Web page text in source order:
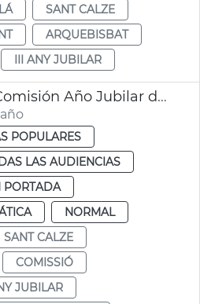
SANT CALZE
ARQUEBISBAT
III ANY JUBILAR
Primera sesión Comisión Año Jubilar del Santo Cáliz
POPULARES
LAS AUDIENCIAS
PORTADA
NORMAL
SANT CALZE
COMISSIÓ
JUBILAR